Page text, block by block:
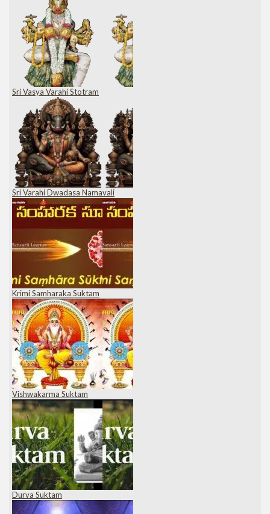
Sri Vasya Varahi Stotram
Sri Varahi Dwadasa Namavali
Krimi Samharaka Suktam
Vishwakarma Suktam
Durva Suktam